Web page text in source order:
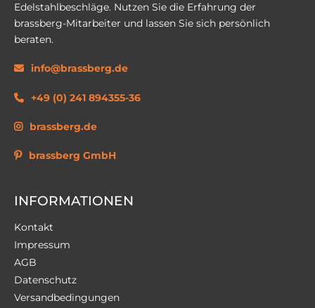
Edelstahlbeschläge. Nutzen Sie die Erfahrung der
brassberg-Mitarbeiter und lassen Sie sich persönlich
beraten.
info@brassberg.de
+49 (0) 241 894355-36
brassberg.de
brassberg GmbH
INFORMATIONEN
Kontakt
Impressum
AGB
Datenschutz
Versandbedingungen